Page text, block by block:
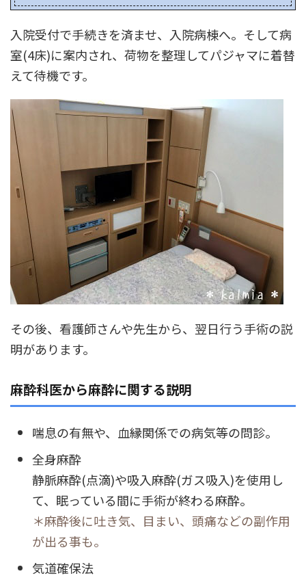
入院受付で手続きを済ませ、入院病棟へ。そして病
室(4床)に案内され、荷物を整理してパジャマに着替
えて待機です。
その後、看護師さんや先生から、翌日行う手術の説
明があります。
麻酔科医から麻酔に関する説明
喘息の有無や、血縁関係での病気等の問診。
全身麻酔
静脈麻酔(点滴)や吸入麻酔(ガス吸入)を使用し
て、眠っている間に手術が終わる麻酔。
＊麻酔後に吐き気、目まい、頭痛などの副作用
が出る事も。
気道確保法